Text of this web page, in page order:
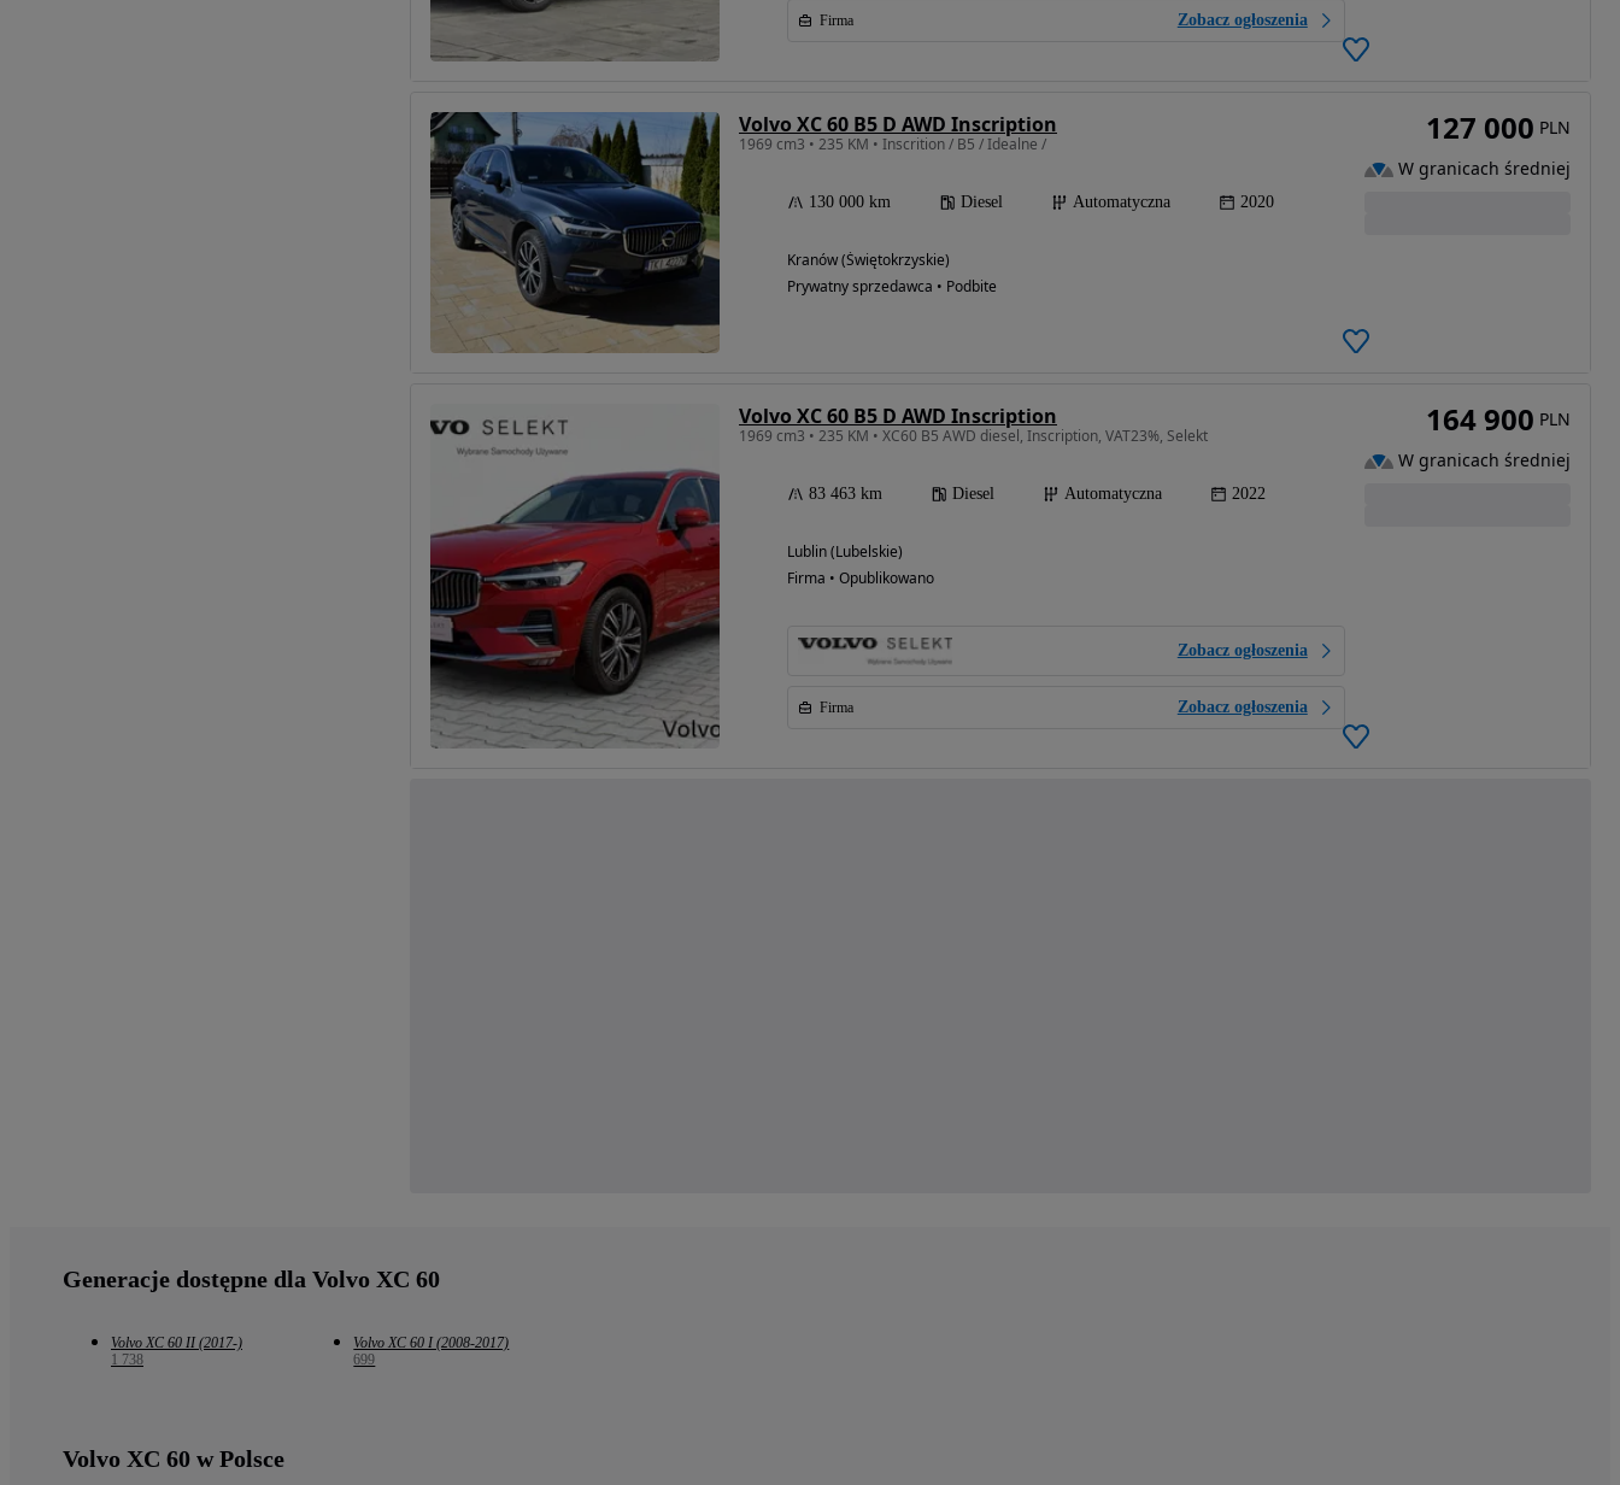
Firma Zobacz ogłoszenia
Volvo XC 60 B5 D AWD Inscription
1969 cm3 • 235 KM • Inscrition / B5 / Idealne /
130 000 km Diesel Automatyczna 2020
Kranów (Świętokrzyskie)
Prywatny sprzedawca • Podbite
127 000 PLN
W granicach średniej
Volvo XC 60 B5 D AWD Inscription
1969 cm3 • 235 KM • XC60 B5 AWD diesel, Inscription, VAT23%, Selekt
83 463 km Diesel Automatyczna 2022
Lublin (Lubelskie)
Firma • Opublikowano
Zobacz ogłoszenia
Firma Zobacz ogłoszenia
164 900 PLN
W granicach średniej
Generacje dostępne dla Volvo XC 60
Volvo XC 60 II (2017-)
1 738
Volvo XC 60 I (2008-2017)
699
Volvo XC 60 w Polsce